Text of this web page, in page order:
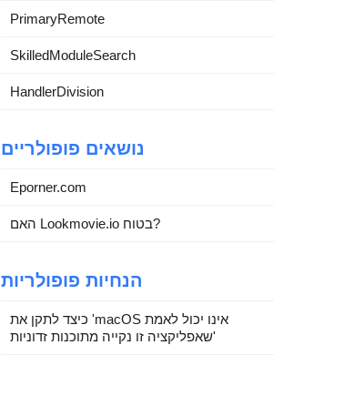
PrimaryRemote
SkilledModuleSearch
HandlerDivision
נושאים פופולריים
Eporner.com
האם Lookmovie.io בטוח?
הנחיות פופולריות
כיצד לתקן את 'macOS אינו יכול לאמת
שאפליקציה זו נקייה מתוכנות זדוניות'